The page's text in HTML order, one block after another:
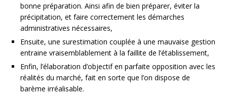
bonne préparation. Ainsi afin de bien préparer, éviter la
précipitation, et faire correctement les démarches
administratives nécessaires,
Ensuite, une surestimation couplée à une mauvaise gestion
entraine vraisemblablement à la faillite de l’établissement,
Enfin, l’élaboration d’objectif en parfaite opposition avec les
réalités du marché, fait en sorte que l’on dispose de
barème irréalisable.